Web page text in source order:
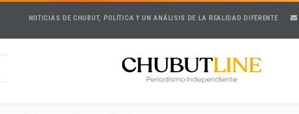
NOTICIAS DE CHUBUT, POLÍTICA Y UN ANÁLISIS DE LA REALIDAD DIFERENTE